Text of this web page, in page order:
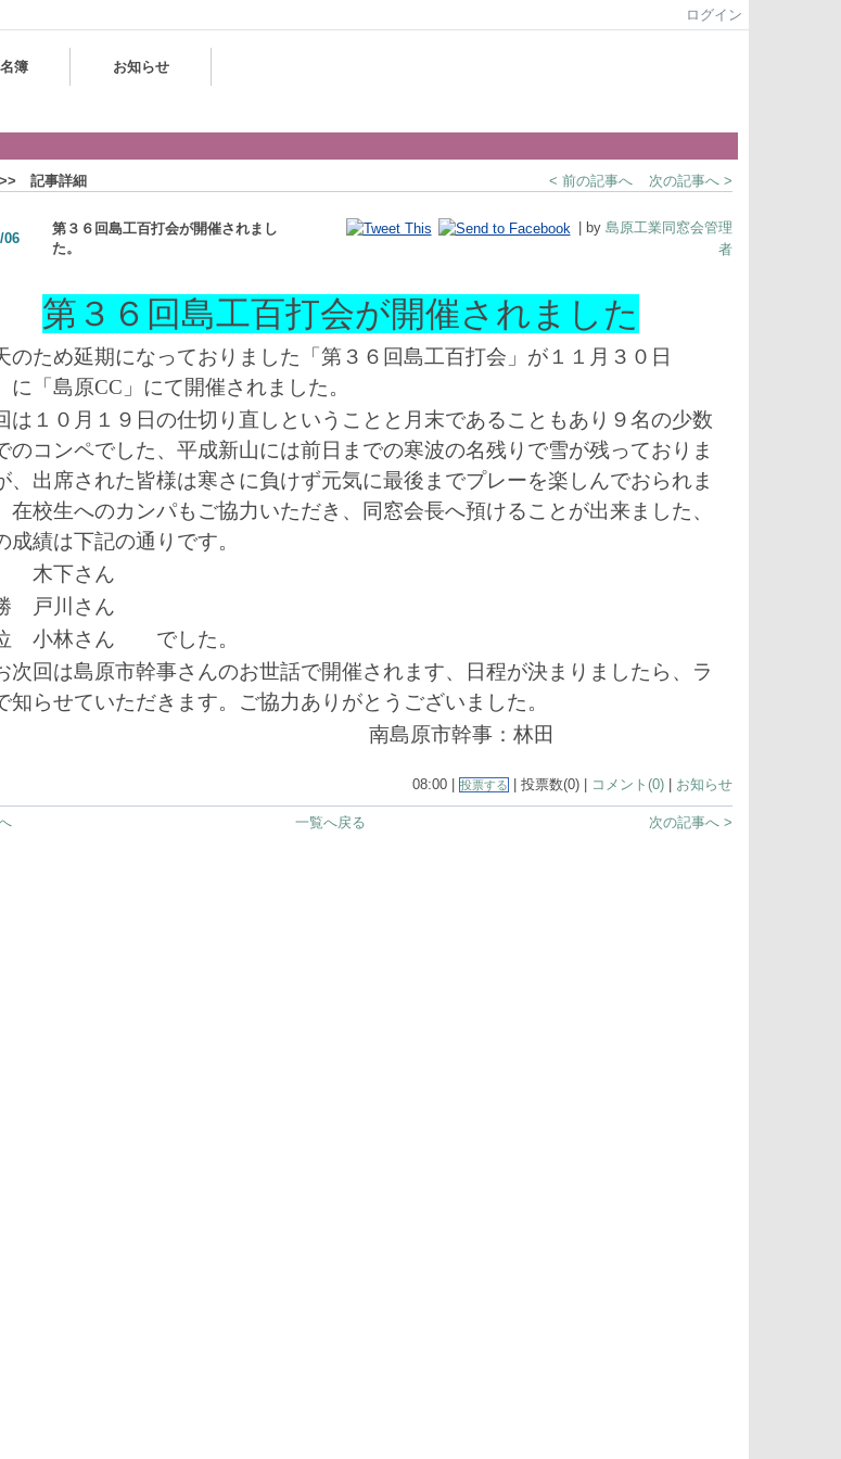
ログイン
簿 お知らせ
記事詳細 < 前の記事へ 次の記事へ >
06
第３６回島工百打会が開催されまし
た。
| by 島原工業同窓会管理
者
第３６回島工百打会が開催されました
ため延期になっておりました「第３６回島工百打会」が１１月３０日
に「島原CC 」にて開催されました。
１０月１９日の仕切り直しということと月末であることもあり９名の少数
のコンペでした、平成新山には前日までの寒波の名残りで雪が残っておりま
、出席された皆様は寒さに負けず元気に最後までプレーを楽しんでおられま
在校生へのカンパもご協力いただき、同窓会長へ預けることが出来ました、
成績は下記の通りです。
木下さん
戸川さん
小林さん でした。
回は島原市幹事さんのお世話で開催されます、日程が決まりましたら、ラ
知らせていただきます。ご協力ありがとうございました。
南島原市幹事：林田
08:00 | 投票する | 投票数(0) | コメント(0)| お知らせ
次の記事へ >
一覧へ戻る